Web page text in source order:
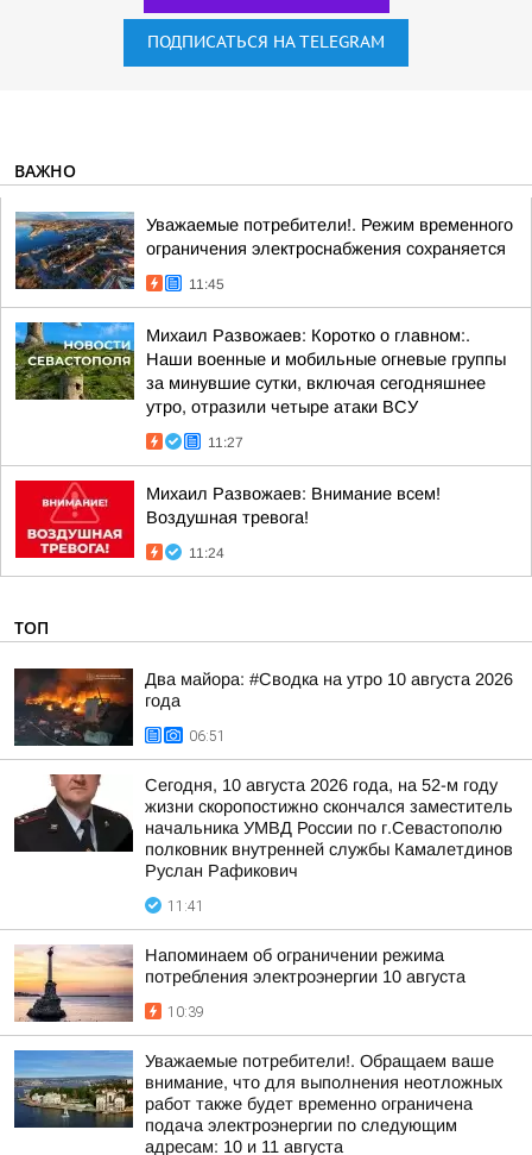
ПОДПИСАТЬСЯ НА TELEGRAM
ВАЖНО
Уважаемые потребители!. Режим временного
ограничения электроснабжения сохраняется
11:45
Михаил Развожаев: Коротко о главном:.
Наши военные и мобильные огневые группы
за минувшие сутки, включая сегодняшнее
утро, отразили четыре атаки ВСУ
11:27
Михаил Развожаев: Внимание всем!
Воздушная тревога!
11:24
ТОП
Два майора: #Сводка на утро 10 августа 2026
года
06:51
Сегодня, 10 августа 2026 года, на 52-м году
жизни скоропостижно скончался заместитель
начальника УМВД России по г.Севастополю
полковник внутренней службы Камалетдинов
Руслан Рафикович
11:41
Напоминаем об ограничении режима
потребления электроэнергии 10 августа
10:39
Уважаемые потребители!. Обращаем ваше
внимание, что для выполнения неотложных
работ также будет временно ограничена
подача электроэнергии по следующим
адресам: 10 и 11 августа